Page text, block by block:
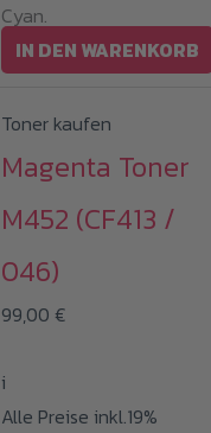
Cyan.
IN DEN WARENKORB
Toner kaufen
Magenta Toner
M452 (CF413 /
046)
99,00 €
i
Alle Preise inkl.19%